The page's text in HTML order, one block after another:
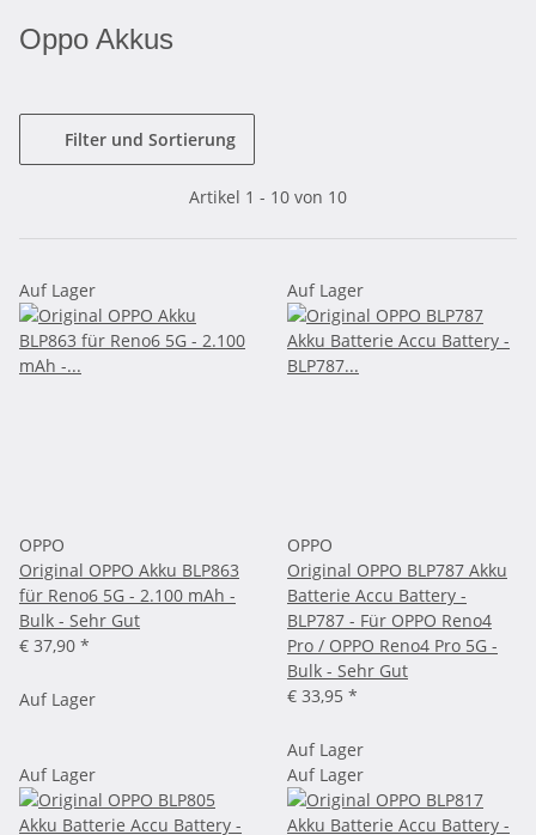
Oppo Akkus
Filter und Sortierung
Artikel 1 - 10 von 10
Auf Lager
OPPO
Original OPPO Akku BLP863
für Reno6 5G - 2.100 mAh -
Bulk - Sehr Gut
€ 37,90 *
Auf Lager
Auf Lager
OPPO
Original OPPO BLP787 Akku
Batterie Accu Battery -
BLP787 - Für OPPO Reno4
Pro / OPPO Reno4 Pro 5G -
Bulk - Sehr Gut
€ 33,95 *
Auf Lager
Auf Lager
Auf Lager